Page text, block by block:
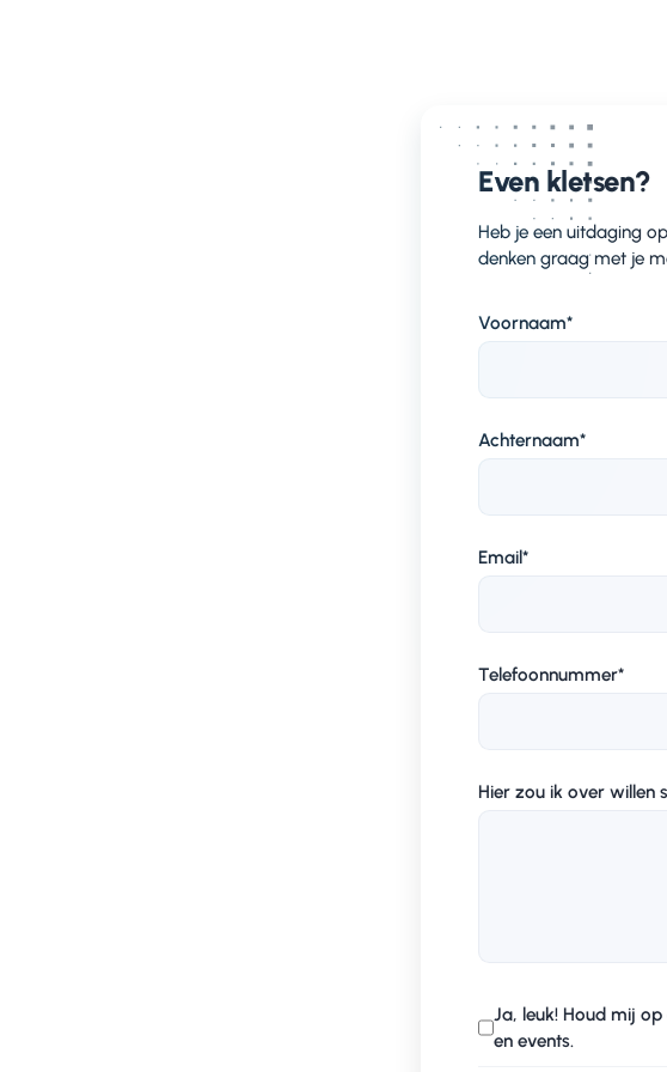
Een succesvol
data structureel
stakeholders,
Even kletsen?
Heb je een uitdaging
denken graag met je
Voornaam*
Achternaam*
Email*
Telefoonnummer*
Hier zou ik over willen
Ja, leuk! Houd mij
en events.